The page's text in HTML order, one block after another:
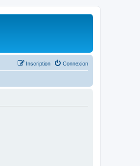
Connexion
Inscription